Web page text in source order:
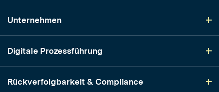
Unternehmen
Digitale Prozessführung
Rückverfolgbarkeit & Compliance